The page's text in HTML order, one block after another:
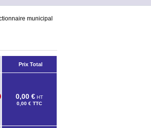
municipal
Prix Total
0,00 € HT
0,00 € TTC